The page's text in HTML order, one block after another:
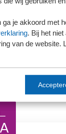
je akkoord met
. Bij het niet
van de website.
lid van SRA